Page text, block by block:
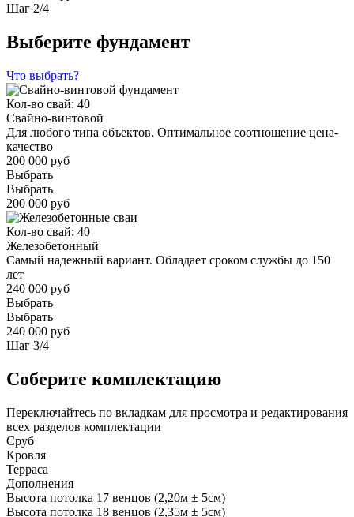
Шаг 2/4
Выберите фундамент
Что выбрать?
Кол-во свай: 40
Свайно-винтовой
Для любого типа объектов. Оптимальное соотношение цена-
качество
200 000 руб
Выбрать
Выбрать
200 000 руб
Кол-во свай: 40
Железобетонный
Самый надежный вариант. Обладает сроком службы до 150
лет
240 000 руб
Выбрать
Выбрать
240 000 руб
Шаг 3/4
Соберите комплектацию
Переключайтесь по вкладкам для просмотра и редактирования
всех разделов комплектации
Сруб
Кровля
Терраса
Дополнения
Высота потолка 17 венцов (2,20м ± 5см)
Высота потолка 18 венцов (2,35м ± 5см)